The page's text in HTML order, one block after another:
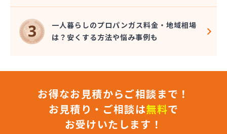
戸恒燃料店
戸村商店
五味田商店
江連燃料株式会社
佐藤燃料店
佐野市エルピーガス販売協同組合
佐野燃料
細井プロパン
一人暮らしのプロパンガス料金・地域相場
は？安くする方法や悩み事例も
お得なお見積からご相談まで！
お見積り・ご相談は無料で
お受けいたします！